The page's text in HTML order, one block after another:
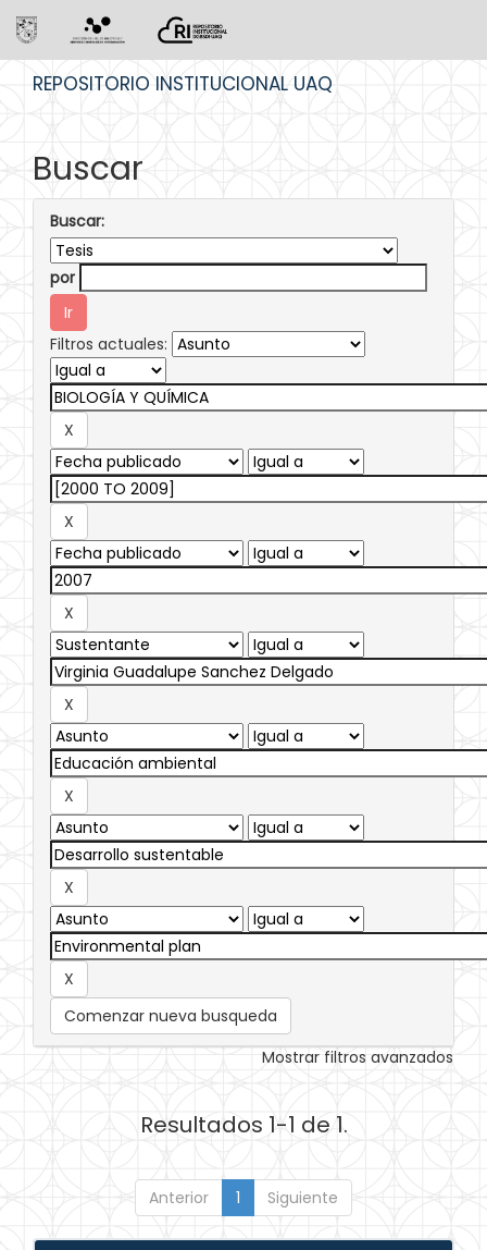
REPOSITORIO INSTITUCIONAL UAQ
Buscar
Buscar:
por
Filtros actuales:
Comenzar nueva busqueda
Mostrar filtros avanzados
Resultados 1-1 de 1.
Anterior 1 Siguiente